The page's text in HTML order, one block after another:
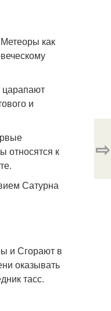
как
царапают
и
относятся к
Сатурна
и Сгорают в
оказывать
тасс.
⇨